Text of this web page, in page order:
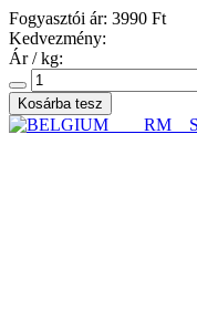
Fogyasztói ár: 3990 Ft
Kedvezmény:
Ár / kg: